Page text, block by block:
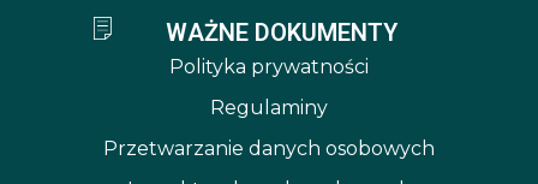
WAŻNE DOKUMENTY
Polityka prywatności
Regulaminy
Przetwarzanie danych osobowych